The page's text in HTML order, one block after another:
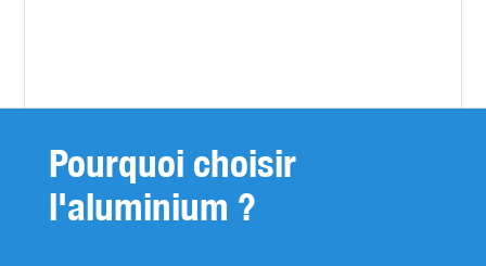
Pourquoi choisir
l'aluminium ?